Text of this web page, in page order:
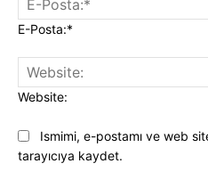
E-Posta:*
Website:
Ismimi, e-postamı ve web
tarayıcıya kaydet.